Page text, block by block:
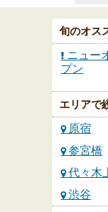
旬のオス
ニュー
プン
エリアで
原宿
参宮橋
代々木
渋谷